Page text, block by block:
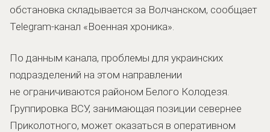
обстановка складывается за Волчанском, сообщает
Telegram-канал «Военная хроника».
По данным канала, проблемы для украинских
подразделений на этом направлении
не ограничиваются районом Белого Колодезя.
Группировка ВСУ, занимающая позиции севернее
Приколотного, может оказаться в оперативном